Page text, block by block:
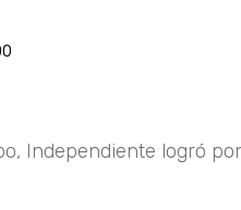
Independiente logró